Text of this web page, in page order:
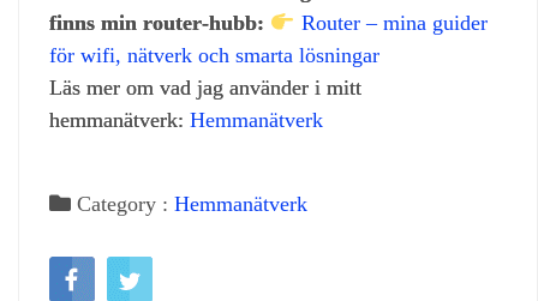
finns min router‑hubb:
Router – mina guider
för wifi, nätverk och smarta lösningar
Läs mer om vad jag använder i mitt
hemmanätverk: Hemmanätverk
Category : Hemmanätverk